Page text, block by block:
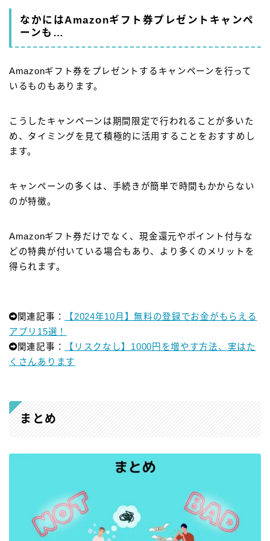
なかにはAmazonギフト券プレゼントキャンペ
ーンも…
Amazonギフト券をプレゼントするキャンペーンを行って
いるものもあります。
こうしたキャンペーンは期間限定で行われることが多いた
め、タイミングを見て積極的に活用することをおすすめし
ます。
キャンペーンの多くは、手続きが簡単で時間もかからない
のが特徴。
Amazonギフト券だけでなく、現金還元やポイント付与な
どの特典が付いている場合もあり、より多くのメリットを
得られます。
関連記事：
【2024年10月】無料の登録でお金がもらえる
アプリ15選！
関連記事：
【リスクなし】1000円を増やす方法、実はた
くさんあります
まとめ